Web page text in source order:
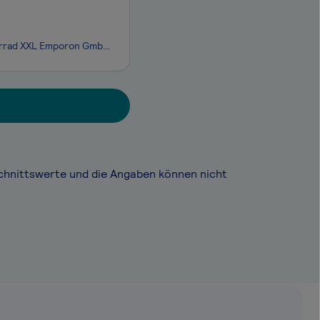
Mit insgesamt vier Filialen in Dresden, Chemnitz, Halle und Leipzig gehört die Fahrrad XXL Emporon GmbH & Co. KG als Mitglied der Fahrrad XXL-Gruppe zu den Marktführern im Fahrrad-Einzelhandel in Sachsen und Sachsen-Anhalt. Eine große Auswahl, kompetente Beratung und professioneller Service – das w
und die Angaben können nicht